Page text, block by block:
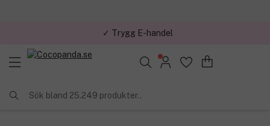
✓ Trygg E-handel
Sök bland 25.249 produkter..